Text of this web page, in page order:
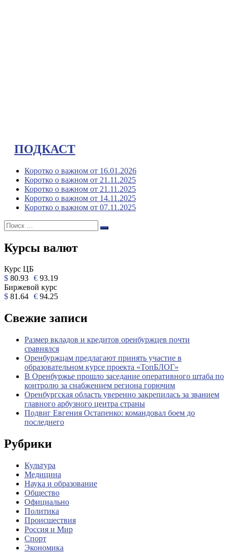
ПОДКАСТ
Коротко о важном от 16.01.2026
Коротко о важном от 21.11.2025
Коротко о важном от 21.11.2025
Коротко о важном от 14.11.2025
Коротко о важном от 07.11.2025
Поиск:
Поиск
Курсы валют
Курс ЦБ
$ 80.93 € 93.19
Биржевой курс
$ 81.64 € 94.25
Свежие записи
Размер вкладов и кредитов оренбуржцев почти
сравнялся
Оренбуржцам предлагают принять участие в
образовательном курсе проекта «ТопБЛОГ»
В Оренбуржье прошло заседание оперативного штаба по
контролю за снабжением региона горючим
Оренбургская область уверенно закрепилась за званием
главного арбузного центра страны
Подвиг Евгения Остапенко: командовал боем до
последнего
Рубрики
Культура
Медицина
Наука и образование
Общество
Официально
Политика
Происшествия
Россия и Мир
Спорт
Экономика